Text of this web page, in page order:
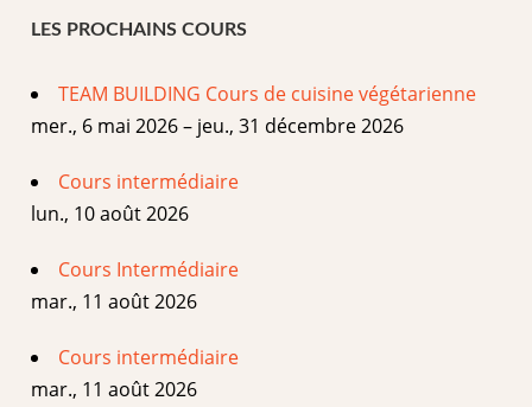
LES PROCHAINS COURS
TEAM BUILDING Cours de cuisine végétarienne
mer., 6 mai 2026 – jeu., 31 décembre 2026
Cours intermédiaire
lun., 10 août 2026
Cours Intermédiaire
mar., 11 août 2026
Cours intermédiaire
mar., 11 août 2026